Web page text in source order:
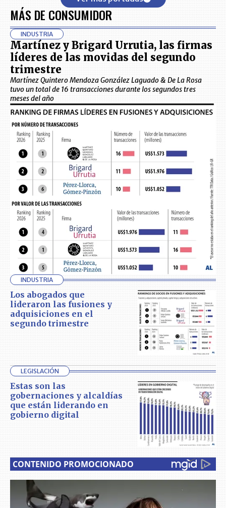
MÁS DE CONSUMIDOR
INDUSTRIA
Martínez y Brigard Urrutia, las firmas
líderes de las movidas del segundo
trimestre
Martínez Quintero Mendoza González Laguado & De La Rosa
tuvo un total de 16 transacciones durante los segundos tres
meses del año
INDUSTRIA
Los abogados que
lideraron las fusiones y
adquisiciones en el
segundo trimestre
LEGISLACIÓN
Estas son las
gobernaciones y alcaldías
que están liderando en
gobierno digital